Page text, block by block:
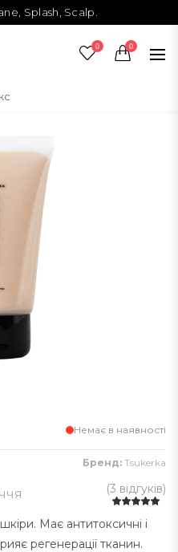
Splash Scalp
0 0
(3 відгуків)
Немає в наявності
Має антитоксичні і
регенерації тканин.
Бренд: Tsukerka